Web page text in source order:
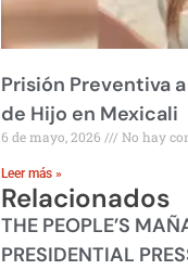
Prisión Preventiva a
de Hijo en Mexicali
6 de mayo, 2026 No hay
Leer más »
Relacionados
THE PEOPLE’S
PRESIDENTIAL